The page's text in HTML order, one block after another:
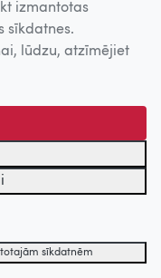
izmantotas
sīkdatnes.
lūdzu, atzīmējiet
sīkdatnēm